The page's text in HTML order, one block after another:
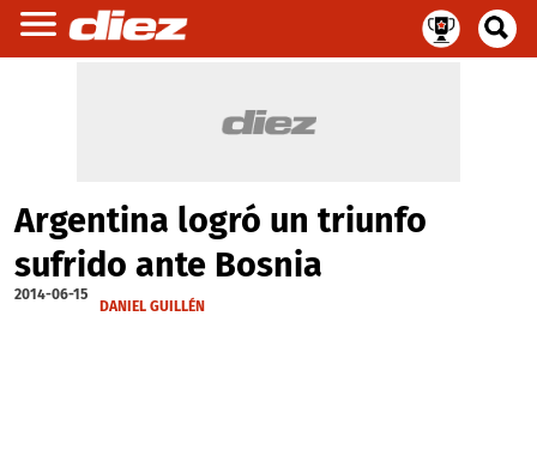
Argentina logró un triunfo
sufrido ante Bosnia
2014-06-15
DANIEL GUILLÉN